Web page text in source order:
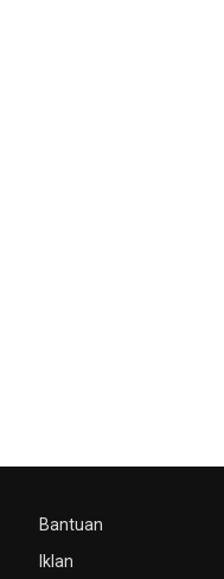
Bantuan
Iklan